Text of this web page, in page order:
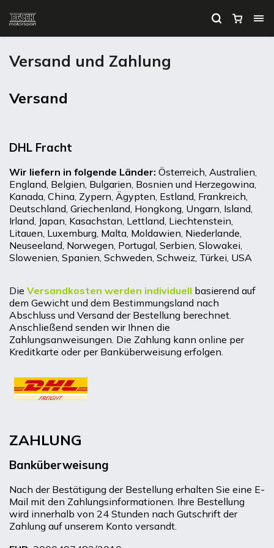
Versand und Zahlung
Versand
DHL Fracht
Wir liefern in folgende Länder: Österreich, Australien,
England, Belgien, Bulgarien, Bosnien und Herzegowina,
Kanada, China, Zypern, Ägypten, Estland, Frankreich,
Deutschland, Griechenland, Hongkong, Ungarn, Island,
Irland, Japan, Kasachstan, Lettland, Liechtenstein,
Litauen, Luxemburg, Malta, Moldawien, Niederlande,
Neuseeland, Norwegen, Portugal, Serbien, Slowakei,
Slowenien, Spanien, Schweden, Schweiz, Türkei, USA
Die Versandkosten werden individuell basierend auf
dem Gewicht und dem Bestimmungsland nach
Abschluss und Versand der Bestellung berechnet.
Anschließend senden wir Ihnen die
Zahlungsanweisungen. Die Zahlung kann online per
Kreditkarte oder per Banküberweisung erfolgen.
ZAHLUNG
Banküberweisung
Nach der Bestätigung der Bestellung erhalten Sie eine E-
Mail mit den Zahlungsinformationen. Ihre Bestellung
wird innerhalb von 24 Stunden nach Gutschrift der
Zahlung auf unserem Konto versandt.